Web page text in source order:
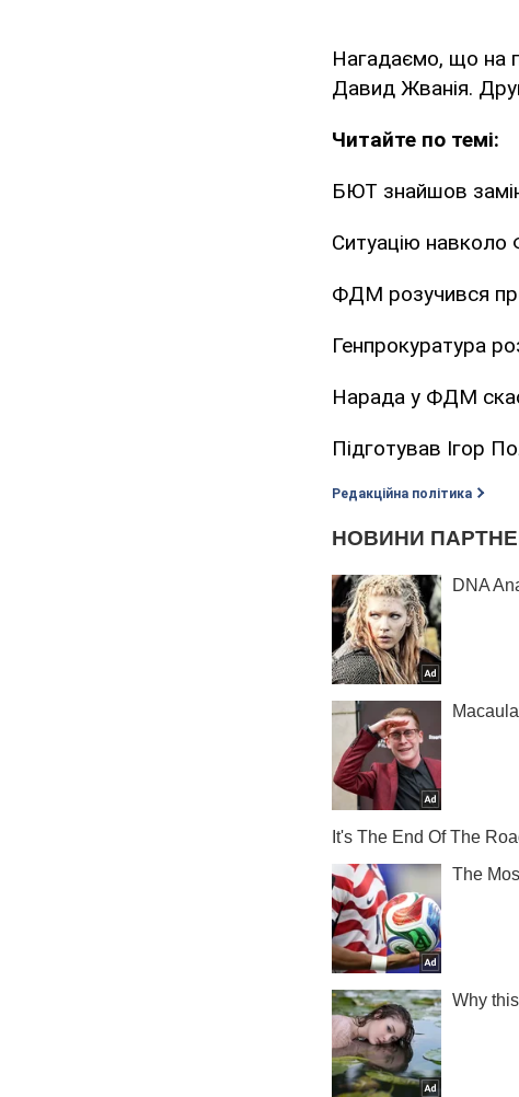
Нагадаємо, що на
Давид Жванія.
Читайте по темі:
БЮТ знайшов
Ситуацію навколо
ФДМ розучився
Генпрокуратура
Нарада у ФДМ
Підготував Ігор
Редакційна політика